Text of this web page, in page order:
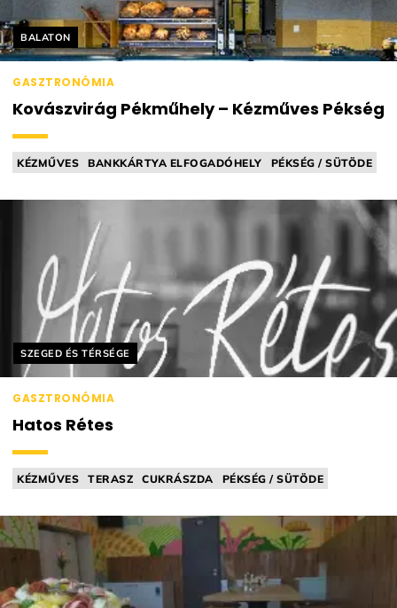
Helyszín címkék:
BALATON
GASZTRONÓMIA
Kovászvirág Pékműhely – Kézműves Pékség
KÉZMŰVES BANKKÁRTYA ELFOGADÓHELY
PÉKSÉG / SÜTÖDE
Helyszín címkék:
SZEGED ÉS TÉRSÉGE
GASZTRONÓMIA
Hatos Rétes
KÉZMŰVES TERASZ CUKRÁSZDA
PÉKSÉG / SÜTÖDE